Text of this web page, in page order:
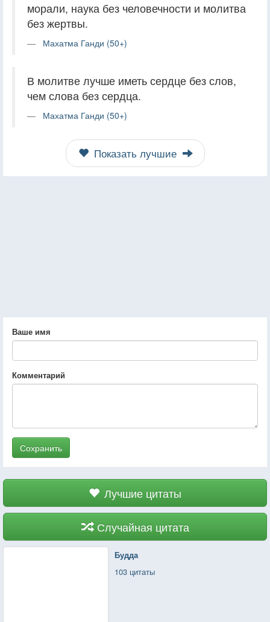
морали, наука без человечности и молитва
без жертвы.
Махатма Ганди (50+)
В молитве лучше иметь сердце без слов,
чем слова без сердца.
Махатма Ганди (50+)
Показать лучшие
Ваше имя
Комментарий
Сохранить
Лучшие цитаты
Случайная цитата
Будда
103 цитаты